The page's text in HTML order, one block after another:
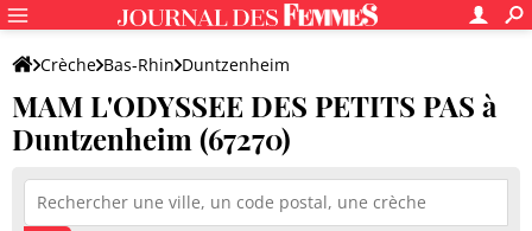
Crèche Bas-Rhin Duntzenheim
MAM L'ODYSSEE DES PETITS PAS
MAM L'ODYSSEE DES PETITS PAS à
Duntzenheim (67270)